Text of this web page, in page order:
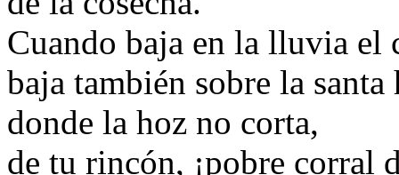
Cuando baja en la lluvia el
baja también sobre la santa
donde la hoz no corta,
de tu rincón, ¡pobre corral